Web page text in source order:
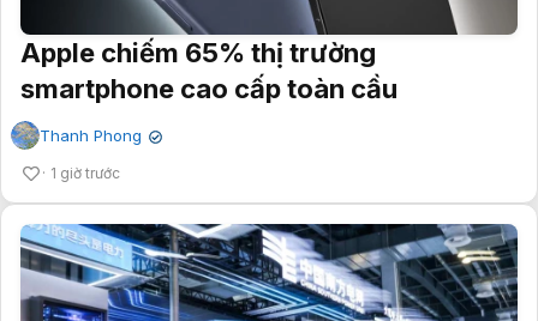
Apple chiếm 65% thị trường
smartphone cao cấp toàn cầu
Thanh Phong ✔
1 giờ trước